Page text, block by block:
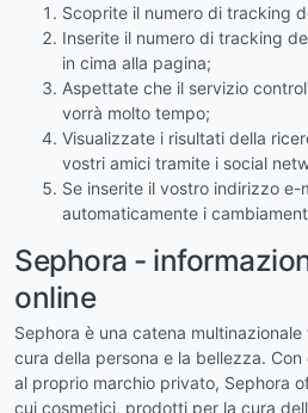
Scoprite il numero di tracking
Inserite il numero di tracking
in cima alla pagina;
Aspettate che il servizio
vorrà molto tempo;
Visualizzate i risultati della
vostri amici tramite i social
Se inserite il vostro indirizzo
automaticamente i
Sephora -
online
Sephora è una catena
cura della persona e la bellezza.
al proprio marchio privato, Sephora
cui cosmetici, prodotti per la cura